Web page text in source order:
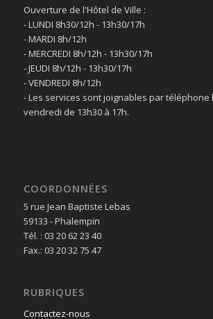
Ouverture de l'Hôtel de Ville :
- LUNDI 8h30/12h - 13h30/17h
- MARDI 8h/12h
- MERCREDI 8h/12h - 13h30/17h
- JEUDI 8h/12h - 13h30/17h
- VENDREDI 8h/12h
- Les services sont joignables par téléphone
vendredi de 13h30 à 17h.
COORDONNÉES
5 rue Jean Baptiste Lebas
59133 - Phalempin
Tél. : 03 20 62 23 40
Fax.: 03 20 32 75 47
RUBRIQUES
Contactez-nous